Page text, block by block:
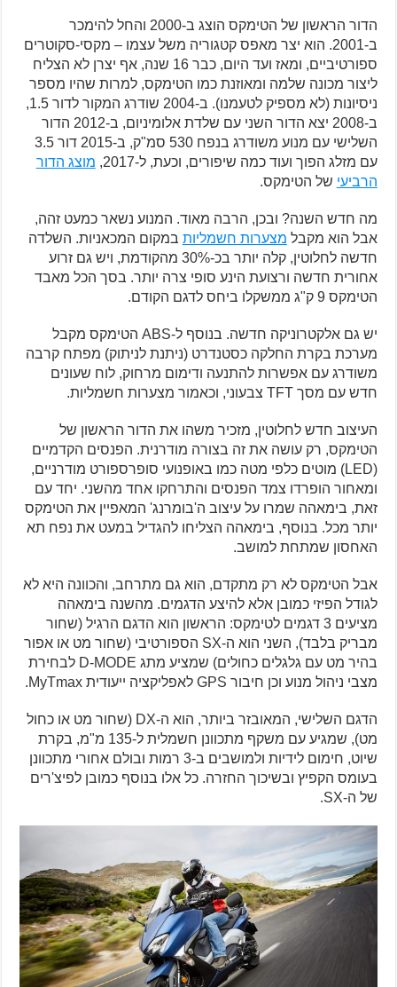
הדור הראשון של הטימקס הוצג ב-2000 והחל להימכר
ב-2001. הוא יצר מאפס קטגוריה משל עצמו – מקסי-סקוטרים
ספורטיביים, ומאז ועד היום, כבר 16 שנה, אף יצרן לא הצליח
ליצור מכונה שלמה ומאוזנת כמו הטימקס, למרות שהיו מספר
ניסיונות (לא מספיק לטעמנו). ב-2004 שודרג המקור לדור 1.5,
ב-2008 יצא הדור השני עם שלדת אלומיניום, ב-2012 הדור
השלישי עם מנוע משודרג בנפח 530 סמ"ק, ב-2015 דור 3.5
עם מזלג הפוך ועוד כמה שיפורים, וכעת, ל-2017,
מוצג הדור
הרביעי של הטימקס.
מה חדש השנה? ובכן, הרבה מאוד. המנוע נשאר כמעט זהה,
אבל הוא מקבל מצערות חשמליות במקום המכאניות. השלדה
חדשה לחלוטין, קלה יותר בכ-30% מהקודמת, ויש גם זרוע
אחורית חדשה ורצועת הינע סופי צרה יותר. בסך הכל מאבד
הטימקס 9 ק"ג ממשקלו ביחס לדגם הקודם.
יש גם אלקטרוניקה חדשה. בנוסף ל-ABS הטימקס מקבל
מערכת בקרת החלקה כסטנדרט (ניתנת לניתוק) מפתח קרבה
משודרג עם אפשרות להתנעה ודימום מרחוק, לוח שעונים
חדש עם מסך TFT צבעוני, וכאמור מצערות חשמליות.
העיצוב חדש לחלוטין, מזכיר משהו את הדור הראשון של
הטימקס, רק עושה את זה בצורה מודרנית. הפנסים הקדמיים
(LED) מוטים כלפי מטה כמו באופנועי סופרספורט מודרניים,
ומאחור הופרדו צמד הפנסים והתרחקו אחד מהשני. יחד עם
זאת, בימאהה שמרו על עיצוב ה'בומרנג' המאפיין את הטימקס
יותר מכל. בנוסף, בימאהה הצליחו להגדיל במעט את נפח תא
האחסון שמתחת למושב.
אבל הטימקס לא רק מתקדם, הוא גם מתרחב, והכוונה היא לא
לגודל הפיזי כמובן אלא להיצע הדגמים. מהשנה בימאהה
מציעים 3 דגמים לטימקס: הראשון הוא הדגם הרגיל (שחור
מבריק בלבד), השני הוא ה-SX הספורטיבי (שחור מט או אפור
בהיר מט עם גלגלים כחולים) שמציע מתג D-MODE לבחירת
מצבי ניהול מנוע וכן חיבור GPS לאפליקציה ייעודית MyTmax.
הדגם השלישי, המאובזר ביותר, הוא ה-DX (שחור מט או כחול
מט), שמגיע עם משקף מתכוונן חשמלית ל-135 מ"מ, בקרת
שיוט, חימום לידיות ולמושבים ב-3 רמות ובולם אחורי מתכוונן
בעומס הקפיץ ובשיכוך החזרה. כל אלו בנוסף כמובן לפיצ'רים
של ה-SX.